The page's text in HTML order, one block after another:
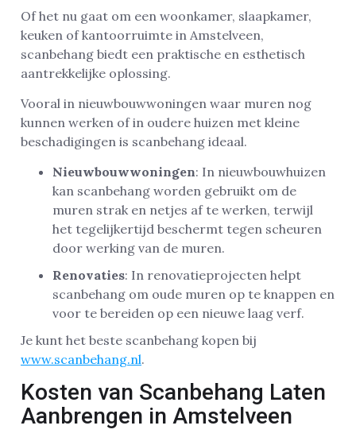
Of het nu gaat om een woonkamer, slaapkamer,
keuken of kantoorruimte in Amstelveen,
scanbehang biedt een praktische en esthetisch
aantrekkelijke oplossing.
Vooral in nieuwbouwwoningen waar muren nog
kunnen werken of in oudere huizen met kleine
beschadigingen is scanbehang ideaal.
Nieuwbouwwoningen: In nieuwbouwhuizen
kan scanbehang worden gebruikt om de
muren strak en netjes af te werken, terwijl
het tegelijkertijd beschermt tegen scheuren
door werking van de muren.
Renovaties: In renovatieprojecten helpt
scanbehang om oude muren op te knappen en
voor te bereiden op een nieuwe laag verf.
Je kunt het beste scanbehang kopen bij
www.scanbehang.nl.
Kosten van Scanbehang Laten
Aanbrengen in Amstelveen